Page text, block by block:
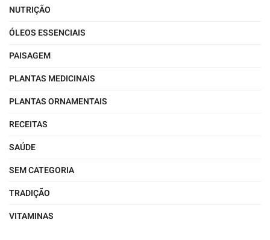
NUTRIÇÃO
ÓLEOS ESSENCIAIS
PAISAGEM
PLANTAS MEDICINAIS
PLANTAS ORNAMENTAIS
RECEITAS
SAÚDE
SEM CATEGORIA
TRADIÇÃO
VITAMINAS